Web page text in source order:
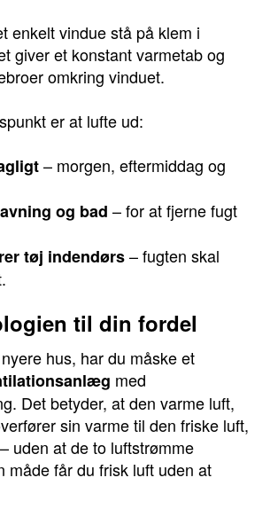
enkelt vindue stå på klem i
giver et konstant varmetab og
omkring vinduet.
er at lufte ud:
– morgen, eftermiddag og
og bad – for at fjerne fugt
tøj indendørs– fugten skal
til din fordel
hus, har du måske et
med
Det betyder, at den varme luft,
sin varme til den friske luft,
uden at de to luftstrømme
måde får du frisk luft uden at